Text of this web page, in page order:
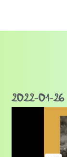
2022-01-26